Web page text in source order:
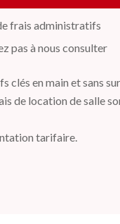
frais administratifs
pas à nous consulter
en main et sans
de location de salle
tarifaire.